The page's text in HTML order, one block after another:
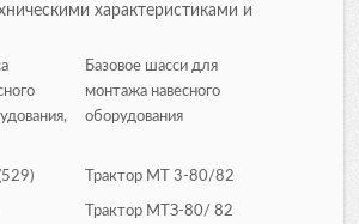
характеристиками и
Базовое шасси для
монтажа навесного
оборудования
Трактор МТ 3-80/82
Трактор МТЗ-80/ 82